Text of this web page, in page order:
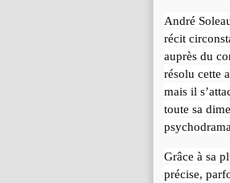
André
récit
auprès du
résolu cette
mais il
toute sa
Grâce à sa
précise,